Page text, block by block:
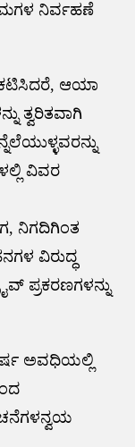
ನಿರ್ವಹಣೆ
ಆಯಾ
ತ್ವರಿತವಾಗಿ
ವಿವರ
ನಿಗದಿಗಿಂತ
ವಿರುದ್ಧ
ಪ್ರಕರಣಗಳನ್ನು
ಅವಧಿಯಲ್ಲಿ